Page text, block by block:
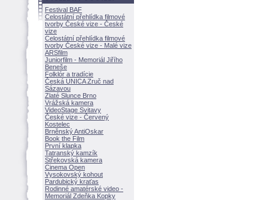
Festival BAF
Celostátní přehlídka filmové
tvorby České vize - České
vize
Celostátní přehlídka filmové
tvorby České vize - Malé vize
ARSfilm
Juniorfilm - Memoriál Jiřího
Beneše
Folklór a tradície
Česká UNICA Zruč nad
Sázavou
Zlaté Slunce Brno
Vrážská kamera
VideoStage Svitavy
České vize - Červený
Kostelec
Brněnský AntiOskar
Book the Film
První klapka
Tatranský kamzík
Střekovská kamera
Cinema Open
Vysokovský kohout
Pardubický kraťas
Rodinné amatérské video -
Memoriál Zdeňka Kopky